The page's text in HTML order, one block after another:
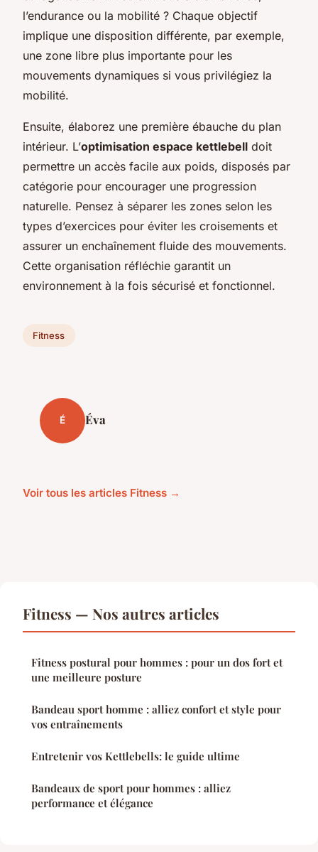
l’endurance ou la mobilité ? Chaque objectif
implique une disposition différente, par exemple,
une zone libre plus importante pour les
mouvements dynamiques si vous privilégiez la
mobilité.
Ensuite, élaborez une première ébauche du plan
intérieur. L’optimisation espace kettlebell doit
permettre un accès facile aux poids, disposés par
catégorie pour encourager une progression
naturelle. Pensez à séparer les zones selon les
types d’exercices pour éviter les croisements et
assurer un enchaînement fluide des mouvements.
Cette organisation réfléchie garantit un
environnement à la fois sécurisé et fonctionnel.
Fitness
É Éva
Voir tous les articles Fitness →
Fitness — Nos autres articles
Fitness postural pour hommes : pour un dos fort et
une meilleure posture
Bandeau sport homme : alliez confort et style pour
vos entraînements
Entretenir vos Kettlebells: le guide ultime
Bandeaux de sport pour hommes : alliez
performance et élégance